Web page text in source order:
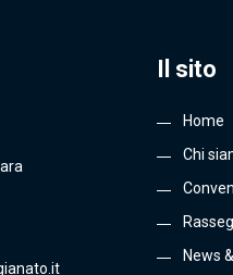
Il sito
Home
Chi
News